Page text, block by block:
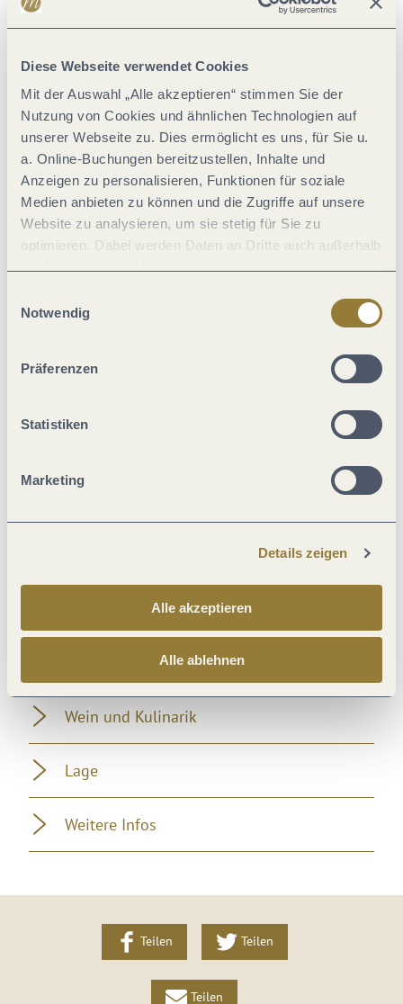
Diese Webseite verwendet Cookies
Mit der Auswahl „Alle akzeptieren“ stimmen Sie der
Nutzung von Cookies und ähnlichen Technologien auf
unserer Webseite zu. Dies ermöglicht es uns, für Sie u.
a. Online-Buchungen bereitzustellen, Inhalte und
Anzeigen zu personalisieren, Funktionen für soziale
Medien anbieten zu können und die Zugriffe auf unsere
Website zu analysieren, um sie stetig für Sie zu
optimieren. Dabei werden Daten an Dritte auch außerhalb
jederzeit widerrufen werden. Mit der Auswahl "Alle
ablehnen" kann es zu Beeinträchtigungen in der Nutzung
Notwendig
Präferenzen
Statistiken
Marketing
Details zeigen
Alle akzeptieren
Alle ablehnen
Sicherheitsmaßnahmen
Einrichtungen Betrieb
Fremdsprachen
Abstandsregeln
Betten & Zimmer
Sport / Freizeit
Wein und Kulinarik
Lage
Weitere Infos
Teilen Teilen
Teilen